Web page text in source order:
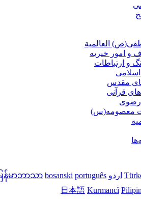
العالمية
و امور خیریه
و ارتباطات
اسلامی
مقدس
قرآنی
رضوی
معصومه(س)
اردو န်မာဘာသာ bosanski português
日本語 Kurmancî